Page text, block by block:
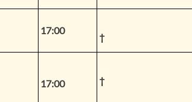
17:00
†
17:00 †